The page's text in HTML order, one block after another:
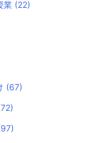
業 (22)
(67)